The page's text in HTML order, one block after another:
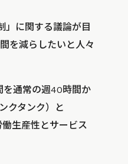
」に関する議論が目
を減らしたいと人々
を通常の週40時間か
クタンク）と
生産性とサービス